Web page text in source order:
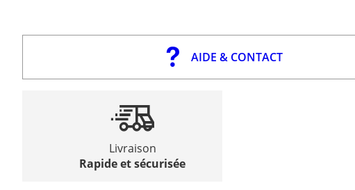
AIDE & CONTACT
Livraison
Rapide et sécurisée